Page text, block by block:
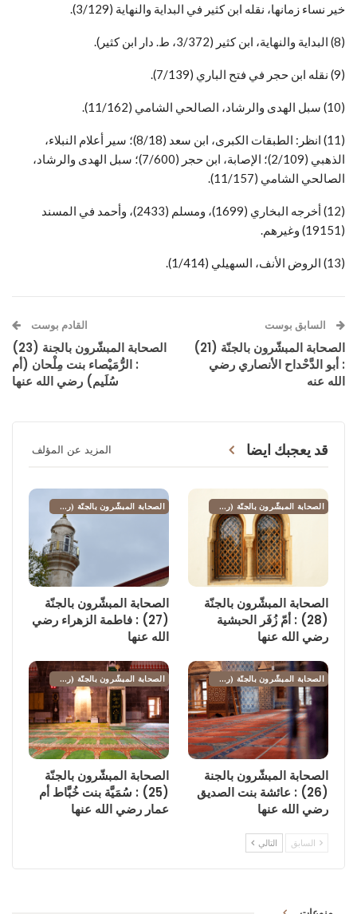
خير نساء زمانها، نقله ابن كثير في البداية والنهاية (3/129).
(8) البداية والنهاية، ابن كثير (3/372، ط. دار ابن كثير).
(9) نقله ابن حجر في فتح الباري (7/139).
(10) سبل الهدى والرشاد، الصالحي الشامي (11/162).
(11) انظر: الطبقات الكبرى، ابن سعد (8/18)؛ سير أعلام النبلاء،
الذهبي (2/109)؛ الإصابة، ابن حجر (7/600)؛ سبل الهدى والرشاد،
الصالحي الشامي (11/157).
(12) أخرجه البخاري (1699)، ومسلم (2433)، وأحمد في المسند
(19151) وغيرهم.
(13) الروض الأنف، السهيلي (1/414).
السابق بوست
الصحابة المبشّرون بالجنّة (21)
: أبو الدَّحْداح الأنصاري رضي
الله عنه
القادم بوست
الصحابة المبشّرون بالجنة (23)
: الرُّمَيْصاء بنت مِلْحان (أم
سُلَيم) رضي الله عنها
قد يعجبك ايضا المزيد عن المؤلف
الصحابة المبشّرون بالجنّة (رضي الله عنهم)
الصحابة المبشّرون بالجنّة
(28) : أمّ زُفَر الحبشية
رضي الله عنها
الصحابة المبشّرون بالجنّة (رضي الله عنهم)
الصحابة المبشّرون بالجنّة
(27) : فاطمة الزهراء رضي
الله عنها
الصحابة المبشّرون بالجنّة (رضي الله عنهم)
الصحابة المبشّرون بالجنة
(26) : عائشة بنت الصديق
رضي الله عنها
الصحابة المبشّرون بالجنّة (رضي الله عنهم)
الصحابة المبشّرون بالجنّة
(25) : سُمَيَّة بنت خُبَّاط أم
عمار رضي الله عنها
السابق التالي